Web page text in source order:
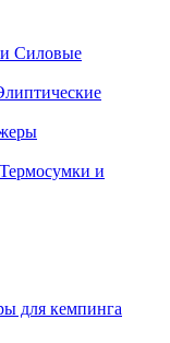
Силовые
Термосумки и
для кемпинга